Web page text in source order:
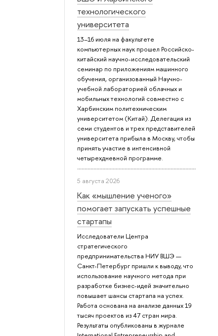
технологического
университета
13–16 июля на факультете
компьютерных наук прошел Российско-
китайский научно-исследовательский
семинар по приложениям машинного
обучения, организованный Научно-
учебной лабораторией облачных и
мобильных технологий совместно с
Харбинским политехническим
университетом (Китай). Делегация из
семи студентов и трех представителей
университета прибыла в Москву, чтобы
принять участие в интенсивной
четырехдневной программе.
5 августа 2026
Как «мышление ученого»
помогает запускать успешные
стартапы
Исследователи Центра
стратегического
предпринимательства НИУ ВШЭ —
Санкт-Петербург пришли к выводу, что
использование научного метода при
разработке бизнес-идей значительно
повышает шансы стартапа на успех.
Работа основана на анализе данных 19
тысяч проектов из 47 стран мира.
Результаты опубликованы в журнале